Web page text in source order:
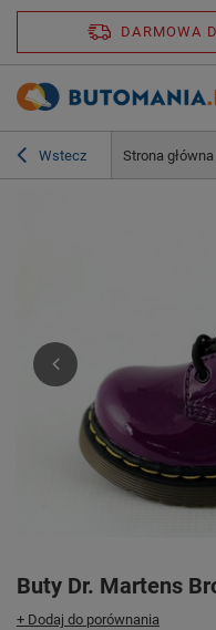
DARMOWA
Wstecz Strona główna
Buty Dr. Martens
+ Dodaj do porównania